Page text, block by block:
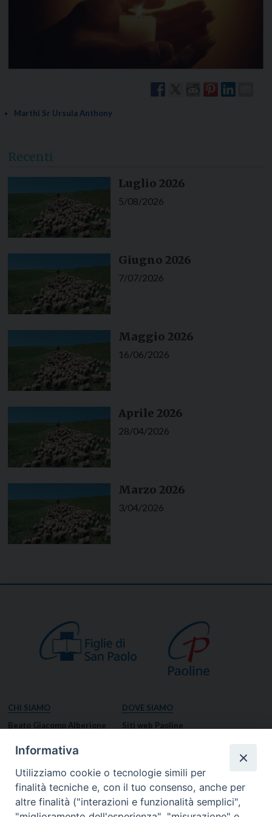
Marthi Sr Ursula Anthony
Recenti
Luglio 2026
5/08/2026
Giugno 2026
7/07/2026
Maggio 2026
16/06/2026
Aprile 2026
28/04/2026
Marzo 2026
3/04/2026
CHI SIAMO
Beato Giacomo Alberione
Missione Paolina
Luoghi delle Origini
Governo Generale
DOVE SIAMO
Siti web Paoline
Notizie dal governo generale
Notizie in breve
RISORSE
Informativa
Utilizziamo cookie o tecnologie simili per
finalità tecniche e, con il tuo consenso, anche per
altre finalità ("interazioni e funzionalità semplici",